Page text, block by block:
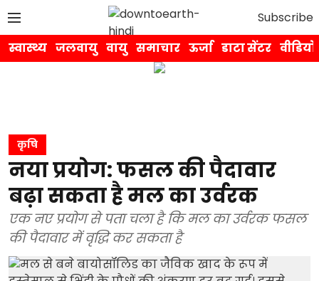
Subscribe
स्वास्थ्य जलवायु वायु समाचार ऊर्जा डाटा सेंटर वीडियो
कृषि
नया प्रयोग: फसल की पैदावार
बढ़ा सकता है मल का उर्वरक
एक नए प्रयोग से पता चला है कि मल का उर्वरक फसल
की पैदावार में वृद्धि कर सकता है